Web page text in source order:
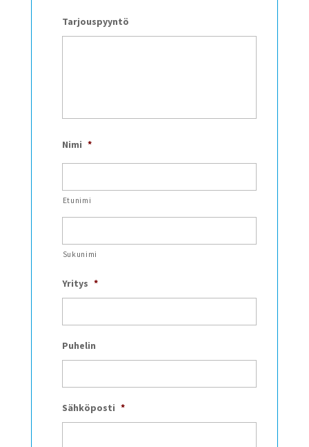
Tarjouspyyntö
Nimi *
Etunimi
Sukunimi
Yritys *
Puhelin
Sähköposti *